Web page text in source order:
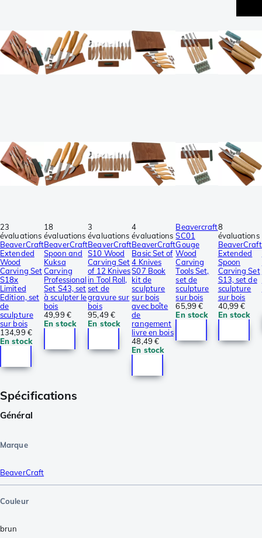
23
évaluations
BeaverCraft
Extended
Wood
Carving Set
S18x
Limited
Edition, set
de
sculpture
sur bois
134,99 €
En stock
18
évaluations
BeaverCraft
Spoon and
Kuksa
Carving
Professional
Set S43, set
à sculpter le
bois
49,99 €
En stock
3
évaluations
BeaverCraft
S10 Wood
Carving Set
of 12 Knives
in Tool Roll,
set de
gravure sur
bois
95,49 €
En stock
4
évaluations
BeaverCraft
Basic Set of
4 Knives
S07 Book
kit de
sculpture
sur bois
avec boîte
de
rangement
livre en bois
48,49 €
En stock
Beavercraft
SC01
Gouge
Wood
Carving
Tools Set,
set de
sculpture
sur bois
65,99 €
En stock
8
évaluations
BeaverCraft
Extended
Spoon
Carving Set
S13, set de
sculpture
sur bois
40,99 €
En stock
Spécifications
Général
Marque
BeaverCraft
Couleur
brun